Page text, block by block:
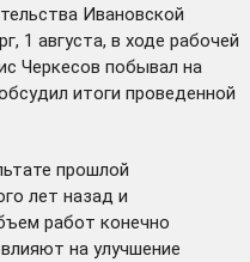
Ивановской
1 августа, в ходе рабочей
Черкесов побывал на
итоги проведенной
прошлой
лет назад и
работ конечно
на улучшение